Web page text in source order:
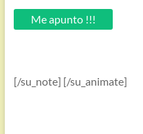
email.Me apunto !!!
[/su_note] [/su_animate]